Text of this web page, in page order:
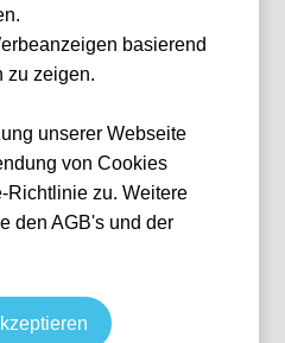
Signal Iduna Park
basierend
zu zeigen.
unserer Webseite
von Cookies
Richtlinie zu. Weitere
den AGB's und der